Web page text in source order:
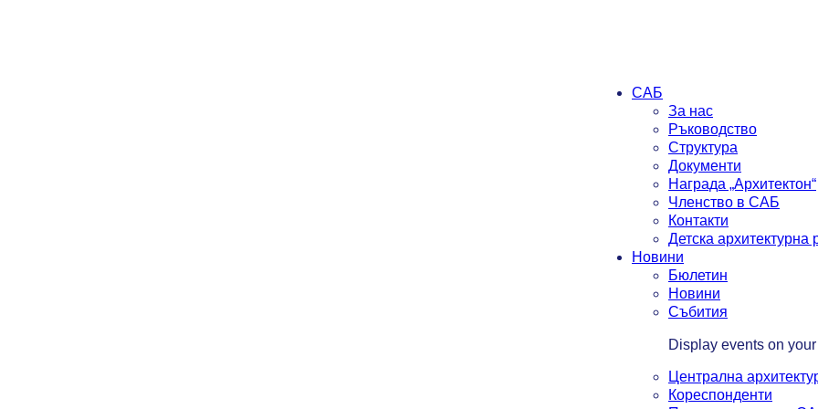
САБ
За нас
Ръководство
Структура
Документи
Награда „Архитектон“
Членство в САБ
Контакти
Детска архитектурна
Новини
Бюлетин
Новини
Събития
Display events on
Централна
Кореспонденти